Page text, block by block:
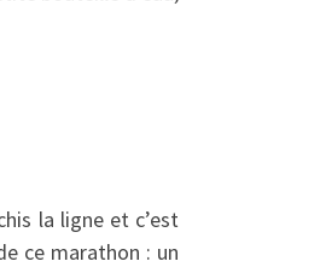
la ligne et c’est
ce marathon : un